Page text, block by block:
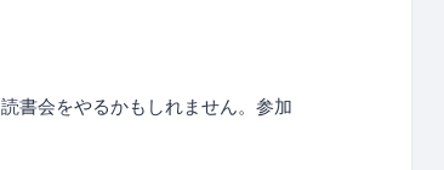
読書会をやるかもしれません。参加